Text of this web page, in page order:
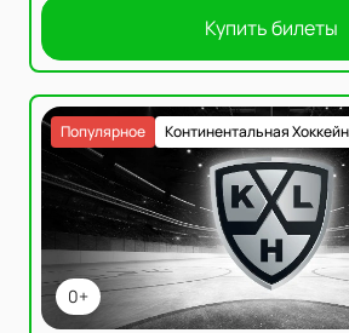
Купить билеты
0+
Континентальная
Популярное